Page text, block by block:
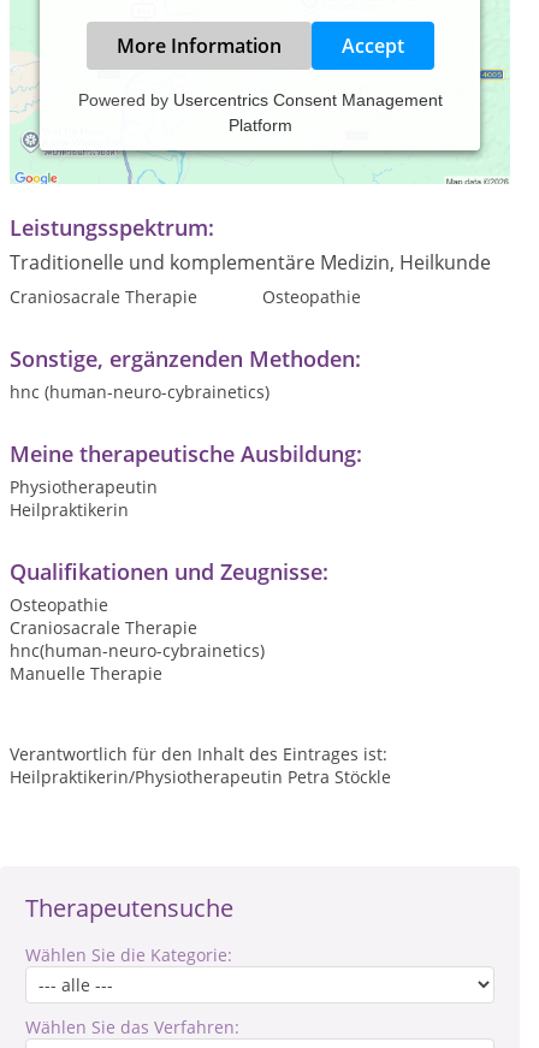
Therapeutensuche
Wählen Sie die Kategorie:
Wählen Sie das Verfahren:
More Information Accept
Powered by Usercentrics Consent Management
Platform
Praxiszeiten:
Termine nach Vereinbarung
Leistungsspektrum:
Traditionelle und komplementäre Medizin, Heilkunde
Craniosacrale Therapie Osteopathie
Sonstige, ergänzenden Methoden:
hnc (human-neuro-cybrainetics)
Meine therapeutische Ausbildung:
Physiotherapeutin
Heilpraktikerin
Qualifikationen und Zeugnisse:
Osteopathie
Craniosacrale Therapie
hnc(human-neuro-cybrainetics)
Manuelle Therapie
Verantwortlich für den Inhalt des Eintrages ist:
Heilpraktikerin/Physiotherapeutin Petra Stöckle